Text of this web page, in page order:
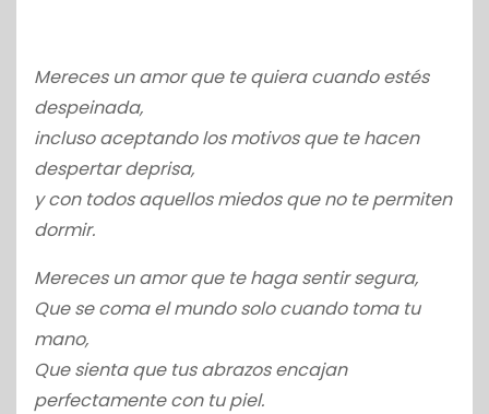
Mereces un amor que te quiera cuando estés
despeinada,
incluso aceptando los motivos que te hacen
despertar deprisa,
y con todos aquellos miedos que no te permiten
dormir.
Mereces un amor que te haga sentir segura,
Que se coma el mundo solo cuando toma tu
mano,
Que sienta que tus abrazos encajan
perfectamente con tu piel.